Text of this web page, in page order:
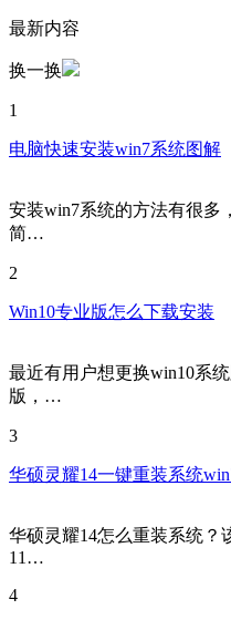
最新内容
换一换
1
电脑快速安装win7系统图解
安装win7系统的方法有很多
简…
2
Win10专业版怎么下载安装
最近有用户想更换win10系
版，…
3
华硕灵耀14一键重装系统
华硕灵耀14怎么重装系统？
11…
4